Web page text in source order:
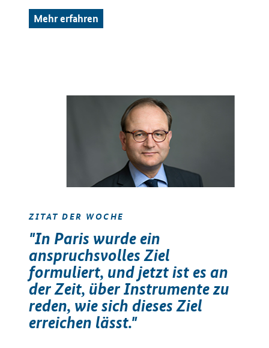
Mehr erfahren
ZITAT DER WOCHE
"In Paris wurde ein
anspruchsvolles Ziel
formuliert, und jetzt ist es an
der Zeit, über Instrumente zu
reden, wie sich dieses Ziel
erreichen lässt."